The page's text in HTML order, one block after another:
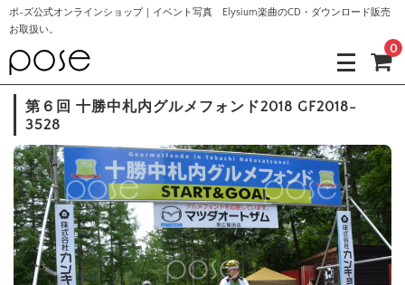
ポ-ズ公式オンラインショップ｜イベント写真 Elysium楽曲のCD・ダウンロード販売
お取扱い。
0
第６回 十勝中札内グルメフォンド2018 GF2018-
3528